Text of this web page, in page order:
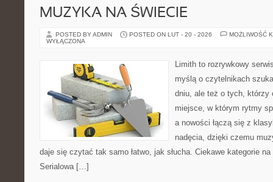
MUZYKA NA ŚWIECIE
POSTED BY ADMIN POSTED ON LUT - 20 - 2026
MOŻLIWOŚĆ
WYŁĄCZONA
Limith to rozrywkowy
myślą o czytelnikach
dniu, ale też o tych, którzy
miejsce, w którym rytmy
a nowości łączą się z
nadęcia, dzięki czemu
daje się czytać tak samo łatwo, jak słucha. Ciekawe kategorie
Serialowa […]